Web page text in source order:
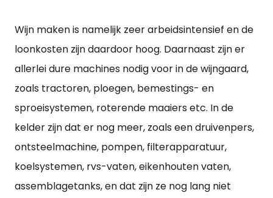
Wijn maken is namelijk zeer arbeidsintensief en de
loonkosten zijn daardoor hoog. Daarnaast zijn er
allerlei dure machines nodig voor in de wijngaard,
zoals tractoren, ploegen, bemestings- en
sproeisystemen, roterende maaiers etc. In de
kelder zijn dat er nog meer, zoals een druivenpers,
ontsteelmachine, pompen, filterapparatuur,
koelsystemen, rvs-vaten, eikenhouten vaten,
assemblagetanks, en dat zijn ze nog lang niet